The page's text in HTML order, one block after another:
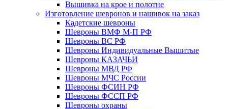
Вышивка на крое и полотне
Изготовление шевронов и нашивок на заказ
Кадетские шевроны
Шевроны ВМФ М-П РФ
Шевроны ВС РФ
Шевроны Индивидуальные Вышитые
Шевроны КАЗАЧЬИ
Шевроны МВД РФ
Шевроны МЧС России
Шевроны ФСИН РФ
Шевроны ФССП РФ
Шевроны охраны